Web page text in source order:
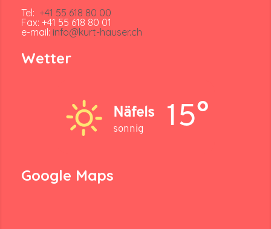
Tel: +41 55 618 80 00
Fax: +41 55 618 80 01
e-mail: info@kurt-hauser.ch
Wetter
Näfels
sonnig 15°
Google Maps